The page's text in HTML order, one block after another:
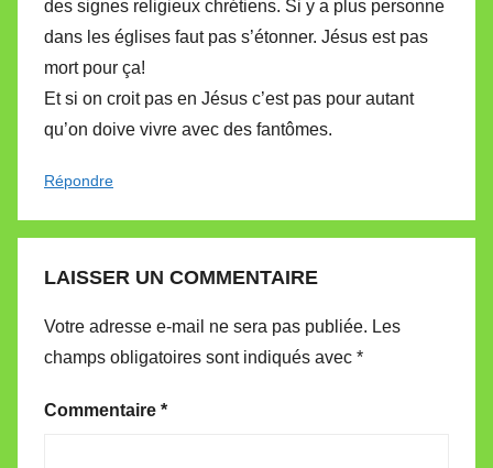
des signes religieux chrétiens. Si y a plus personne
dans les églises faut pas s’étonner. Jésus est pas
mort pour ça!
Et si on croit pas en Jésus c’est pas pour autant
qu’on doive vivre avec des fantômes.
Répondre
LAISSER UN COMMENTAIRE
Votre adresse e-mail ne sera pas publiée. Les
champs obligatoires sont indiqués avec *
Commentaire *